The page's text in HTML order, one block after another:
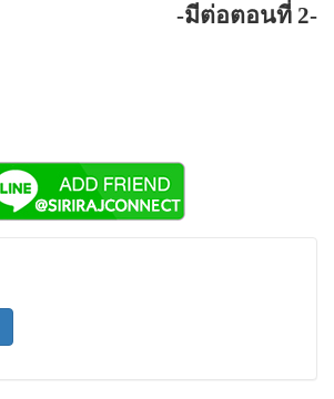
-มีต่อตอนที่ 2-